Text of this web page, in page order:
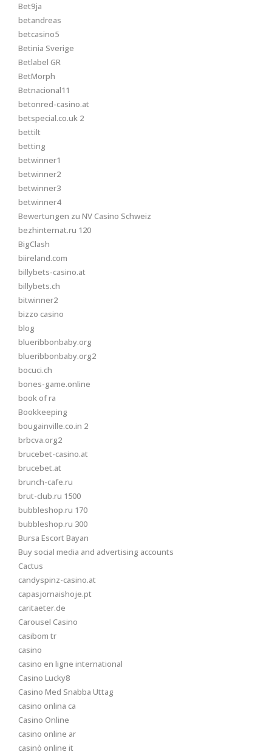
Bet9ja
betandreas
betcasino5
Betinia Sverige
Betlabel GR
BetMorph
Betnacional11
betonred-casino.at
betspecial.co.uk 2
bettilt
betting
betwinner1
betwinner2
betwinner3
betwinner4
Bewertungen zu NV Casino Schweiz
bezhinternat.ru 120
BigClash
biireland.com
billybets-casino.at
billybets.ch
bitwinner2
bizzo casino
blog
blueribbonbaby.org
blueribbonbaby.org2
bocuci.ch
bones-game.online
book of ra
Bookkeeping
bougainville.co.in 2
brbcva.org2
brucebet-casino.at
brucebet.at
brunch-cafe.ru
brut-club.ru 1500
bubbleshop.ru 170
bubbleshop.ru 300
Bursa Escort Bayan
Buy social media and advertising accounts
Cactus
candyspinz-casino.at
capasjornaishoje.pt
caritaeter.de
Carousel Casino
casibom tr
casino
casino en ligne international
Casino Lucky8
Casino Med Snabba Uttag
casino onlina ca
Casino Online
casino online ar
casinò online it